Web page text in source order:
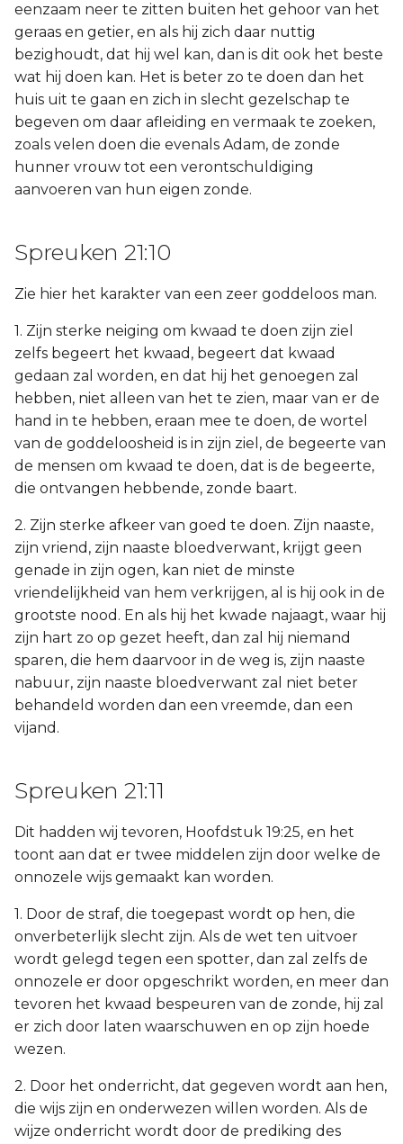
eenzaam neer te zitten buiten het gehoor van het
geraas en getier, en als hij zich daar nuttig
bezighoudt, dat hij wel kan, dan is dit ook het beste
wat hij doen kan. Het is beter zo te doen dan het
huis uit te gaan en zich in slecht gezelschap te
begeven om daar afleiding en vermaak te zoeken,
zoals velen doen die evenals Adam, de zonde
hunner vrouw tot een verontschuldiging
aanvoeren van hun eigen zonde.
Spreuken 21:10
Zie hier het karakter van een zeer goddeloos man.
1. Zijn sterke neiging om kwaad te doen zijn ziel
zelfs begeert het kwaad, begeert dat kwaad
gedaan zal worden, en dat hij het genoegen zal
hebben, niet alleen van het te zien, maar van er de
hand in te hebben, eraan mee te doen, de wortel
van de goddeloosheid is in zijn ziel, de begeerte van
de mensen om kwaad te doen, dat is de begeerte,
die ontvangen hebbende, zonde baart.
2. Zijn sterke afkeer van goed te doen. Zijn naaste,
zijn vriend, zijn naaste bloedverwant, krijgt geen
genade in zijn ogen, kan niet de minste
vriendelijkheid van hem verkrijgen, al is hij ook in de
grootste nood. En als hij het kwade najaagt, waar hij
zijn hart zo op gezet heeft, dan zal hij niemand
sparen, die hem daarvoor in de weg is, zijn naaste
nabuur, zijn naaste bloedverwant zal niet beter
behandeld worden dan een vreemde, dan een
vijand.
Spreuken 21:11
Dit hadden wij tevoren, Hoofdstuk 19:25, en het
toont aan dat er twee middelen zijn door welke de
onnozele wijs gemaakt kan worden.
1. Door de straf, die toegepast wordt op hen, die
onverbeterlijk slecht zijn. Als de wet ten uitvoer
wordt gelegd tegen een spotter, dan zal zelfs de
onnozele er door opgeschrikt worden, en meer dan
tevoren het kwaad bespeuren van de zonde, hij zal
er zich door laten waarschuwen en op zijn hoede
wezen.
2. Door het onderricht, dat gegeven wordt aan hen,
die wijs zijn en onderwezen willen worden. Als de
wijze onderricht wordt door de prediking des